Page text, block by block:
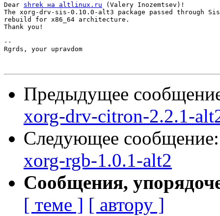
Dear shrek на altlinux.ru (Valery Inozemtsev)!
The xorg-drv-sis-0.10.0-alt3 package passed through
rebuild for x86_64 architecture.
Thank you!
--
Rgrds, your upravdom
Предыдущее
xorg-drv-citron-2.2.1-
Следующее
xorg-rgb-1.0.1-alt2
Сообщения,
[ теме ] [ автору ]